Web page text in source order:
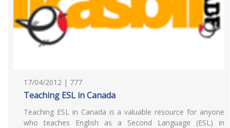
17/04/2012 | 777
Teaching ESL in Canada
Teaching ESL in Canada is a valuable resource for anyone
who teaches English as a Second Language (ESL) in